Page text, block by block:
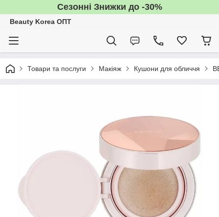
Сезонні Знижки до -30%
Beauty Korea ОПТ
Товари та послуги Макіяж Кушони для обличчя